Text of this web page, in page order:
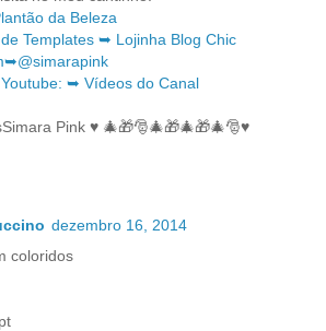
da Beleza
Templates ➥ Lojinha Blog Chic
➥ Vídeos do Canal
Pink ♥ 🎄🎁🎅🎄🎁🎄🎁🎄🎅♥
dezembro 16, 2014
coloridos